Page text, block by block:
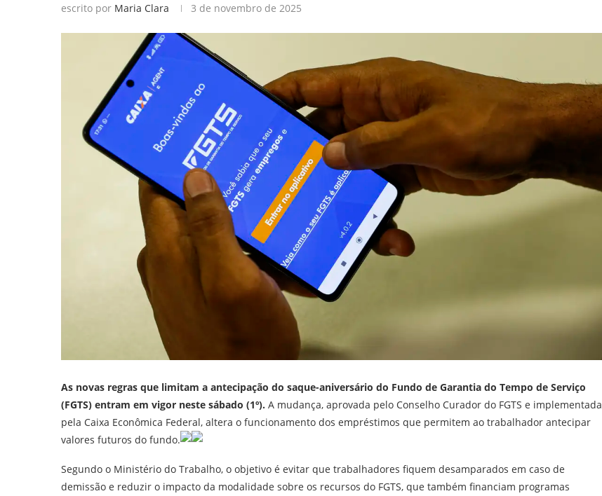
escrito por Maria Clara 3 de novembro de 2025
As novas regras que limitam a antecipação do saque-aniversário do Fundo de Garantia do Tempo de Serviço
(FGTS) entram em vigor neste sábado (1º). A mudança, aprovada pelo Conselho Curador do FGTS e implementada
pela Caixa Econômica Federal, altera o funcionamento dos empréstimos que permitem ao trabalhador antecipar
valores futuros do fundo.
Segundo o Ministério do Trabalho, o objetivo é evitar que trabalhadores fiquem desamparados em caso de
demissão e reduzir o impacto da modalidade sobre os recursos do FGTS, que também financiam programas